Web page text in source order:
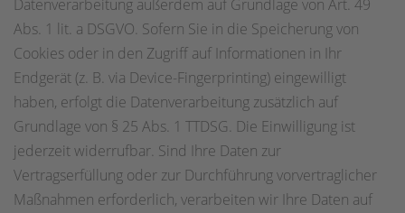
Datenverarbeitung außerdem auf Grundlage von Art. 49
Abs. 1 lit. a DSGVO. Sofern Sie in die Speicherung von
Cookies oder in den Zugriff auf Informationen in Ihr
Endgerät (z. B. via Device-Fingerprinting) eingewilligt
haben, erfolgt die Datenverarbeitung zusätzlich auf
Grundlage von § 25 Abs. 1 TTDSG. Die Einwilligung ist
jederzeit widerrufbar. Sind Ihre Daten zur
Vertragserfüllung oder zur Durchführung vorvertraglicher
Maßnahmen erforderlich, verarbeiten wir Ihre Daten auf